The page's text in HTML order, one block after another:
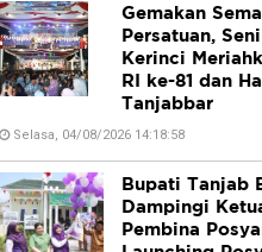
Gemakan
Persatuan,
Kerinci
RI ke-81 dan
Tanjabbar
Selasa, 04/08/2026 14:18:58
Bupati Tanjab
Dampingi
Pembina